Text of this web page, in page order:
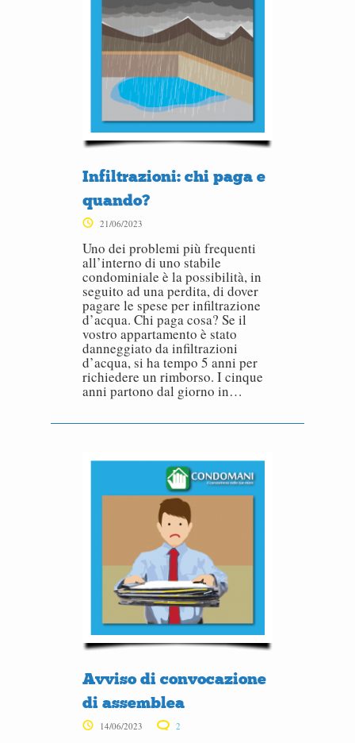
Infiltrazioni: chi paga e
quando?
21/06/2023
Uno dei problemi più frequenti
all’interno di uno stabile
condominiale è la possibilità, in
seguito ad una perdita, di dover
pagare le spese per infiltrazione
d’acqua. Chi paga cosa? Se il
vostro appartamento è stato
danneggiato da infiltrazioni
d’acqua, si ha tempo 5 anni per
richiedere un rimborso. I cinque
anni partono dal giorno in…
Avviso di convocazione
di assemblea
14/06/2023 2